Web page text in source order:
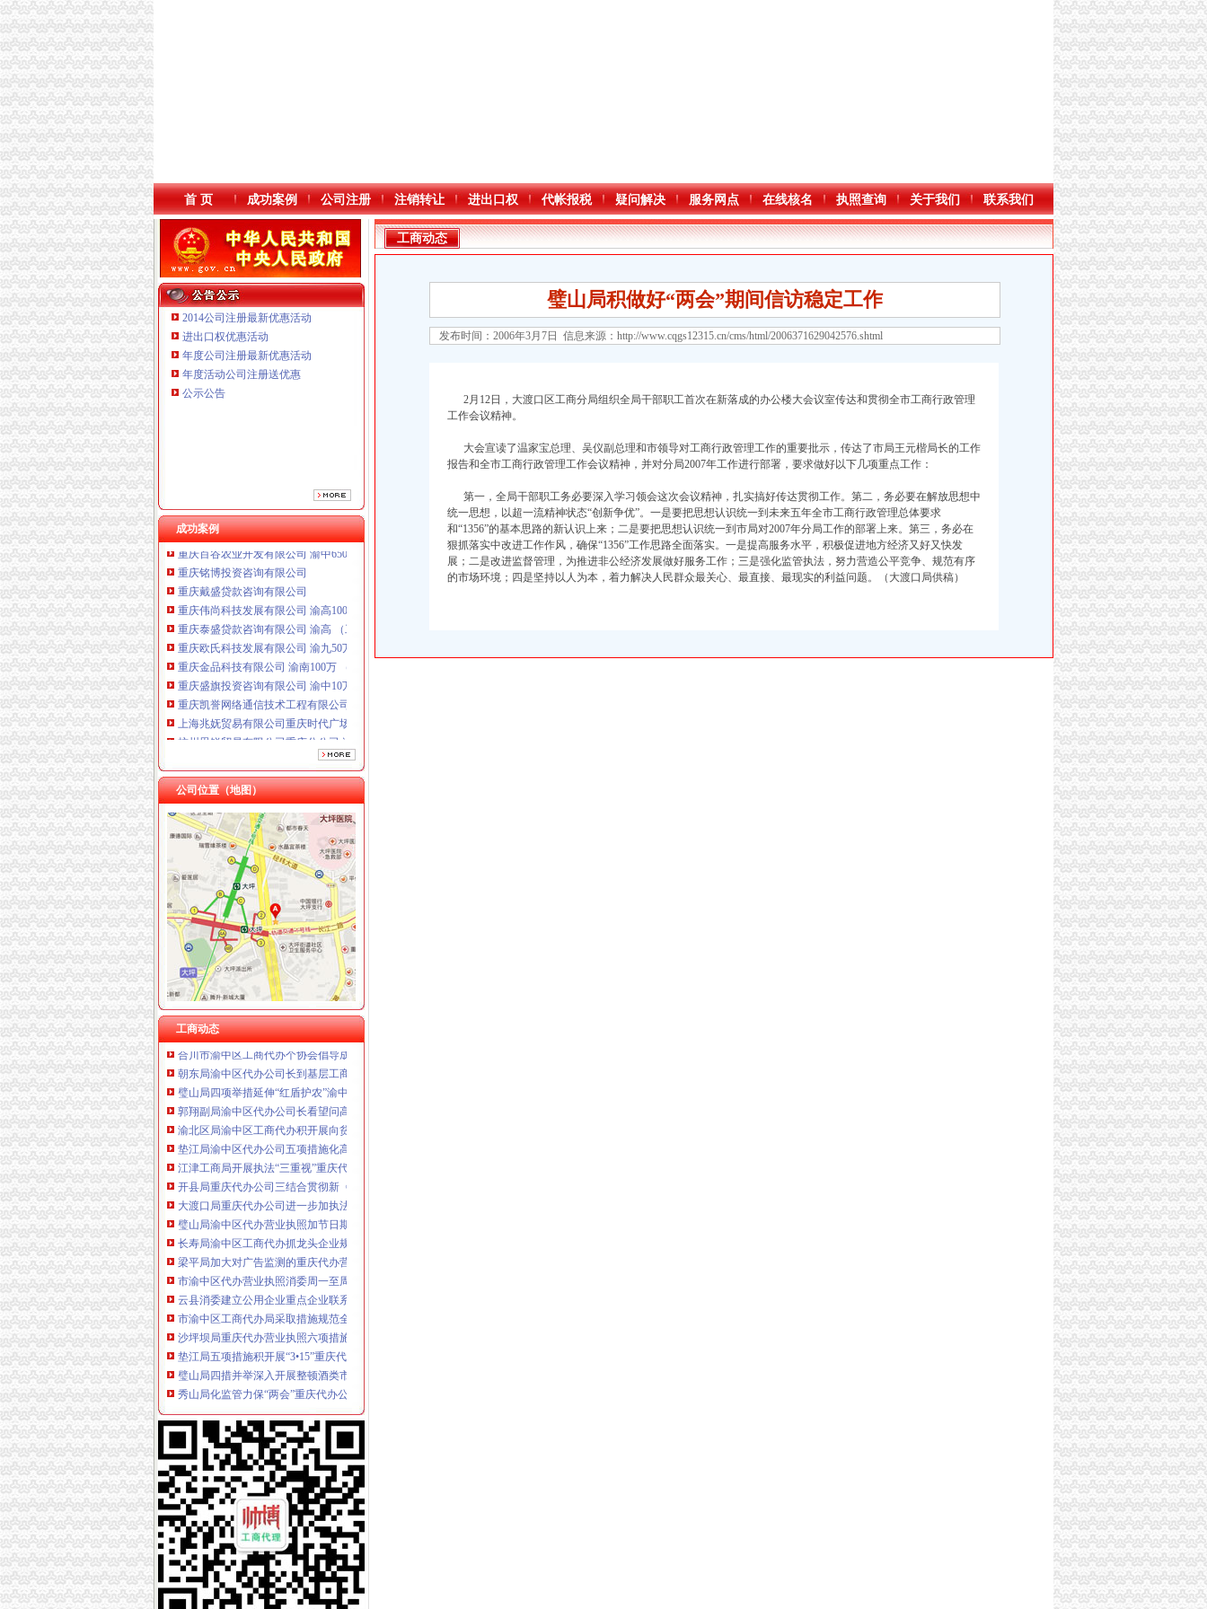
本站导航
首 页 成功案例 公司注册 注销转让 进出口权 代帐报税 疑问解决 服务网点 在线核名 执照查询 关于我们 联系我们
2014公司注册最新优惠活动
进出口权优惠活动
年度公司注册最新优惠活动
年度活动公司注册送优惠
公示公告
成功案例
重庆铭博投资咨询有限公司
重庆戴盛贷款咨询有限公司
重庆伟尚科技发展有限公司 渝高100万 （工商注册）
重庆泰盛贷款咨询有限公司 渝高 （工商注册）
重庆欧氏科技发展有限公司 渝九50万 （进出口权）
重庆金品科技有限公司 渝南100万 （进出口权）
重庆盛旗投资咨询有限公司 渝中10万 （工商注册）
重庆凯誉网络通信技术工程有限公司渝中分公司 （工商注册）
上海兆妩贸易有限公司重庆时代广场分公司 渝中 （工商注册）
杭州思锐贸易有限公司重庆分公司 渝中 （工商注册）
重庆百谷农业开发有限公司 渝中650万 （注册）
重庆戴盛贷款咨询有限公司
重庆伟尚科技发展有限公司 渝高100万 （工商注册）
重庆泰盛贷款咨询有限公司 渝高 （工商注册）
重庆欧氏科技发展有限公司 渝九50万 （进出口权）
重庆金品科技有限公司 渝南100万 （进出口权）
重庆盛旗投资咨询有限公司 渝中10万 （工商注册）
重庆凯誉网络通信技术工程有限公司渝中分公司 （工商注册）
上海兆妩贸易有限公司重庆时代广场分公司 渝中 （工商注册）
杭州思锐贸易有限公司重庆分公司 渝中 （工商注册）
重庆百谷农业开发有限公司 渝中650万 （注册）
公司位置（地图）
工商动态
工商动态
渝中局渝中区代办公司三项措施作好洪崖洞片区工商登记服务
长寿区个协积开展五项服务提升协会凝聚力
潼南局重庆代办营业执照立足三点化风廉正建设
大渡口局渝中区代办公司六条措施创建节约型机关
渝北局重庆代办公司工商登记窗口获区行政大厅综合考核第一名
市局选送的渝中区工商代办小品《除夕之》在全市纪检监察春节联欢会上获三等
永川局重庆代办营业执照突出三个重点配合财政启用新版票据
奉节局采取五项措施加农资市重庆代办公司场管理
经开园局加节日市渝中区代办公司场监管
合川市渝中区工商代办个协会倡导成立贫困救助基金会
朝东局渝中区代办公司长到基层工商所问干部职工
璧山局四项举措延伸“红盾护农”渝中区工商代办内涵
郭翔副局渝中区代办公司长看望问高新区工商分局干部职工
渝北区局渝中区工商代办积开展向贫困群众送温暖活动
垫江局渝中区代办公司五项措施化高危行业监管
江津工商局开展执法“三重视”重庆代办公司活动
开县局重庆代办公司三结合贯彻新《公司法》和《公司登记管理条例》
大渡口局重庆代办公司进一步加执法质量管理工作
璧山局渝中区代办营业执照加节日期间商标专用权保护
长寿局渝中区工商代办抓龙头企业规范农资管理
梁平局加大对广告监测的重庆代办营业执照力度
市渝中区代办营业执照消委周一至周三律师坐班为消费者提供法律服务
云县消委建立公用企业重点企业联系会议制度
市渝中区工商代办局采取措施规范全系统执法收费行为
沙坪坝局重庆代办营业执照六项措施化学校周边环境整
垫江局五项措施积开展“3•15”重庆代办公司活动
璧山局四措并举深入开展整顿酒类市重庆代办公司场
秀山局化监管力保“两会”重庆代办公司期间食品安全
多家媒体对巴南花溪工商所快速处理消费申诉进行跟踪报道
开县局胡亚玲荣获2005年全国“三八红旗手”重庆代办公司称号
石柱局重庆代办公司化措施切实提高食品安全监管效能
市渝中区工商代办局召开2005年市局领导班子述职测评会
市渝中区工商代办局直属机关妇委会组织女职工登山活动
市重庆代办营业执照局四项措施切实维护消费者合法权益
九龙坡局渝中区工商代办五项措施加干部队伍建设
江北局以求真务实的渝中区工商代办态度做好纪检监察工作
经开区、南岸局联合开通“走近企业、走近消费者”渝中区代办公司直通车
云局六措并举落实市渝中区代办营业执照局食品安全监管工作会精
九龙坡局认真开展移动电话机市渝中区工商代办场秩序专项整
璧山县隆重举行3.15宣活动
工商动态
璧山局积做好“两会”期间信访稳定工作
发布时间：2006年3月7日 信息来源： http://www.cqgs12315.cn/cms/html/2006371629042576.shtml
2月12日，大渡口区工商分局组织全局干部职工首次在新落成的办公楼大会议室传达和贯彻全市工商行政管理
工作会议精神。
大会宣读了温家宝总理、吴仪副总理和市领导对工商行政管理工作的重要批示，传达了市局王元楷局长的工作
报告和全市工商行政管理工作会议精神，并对分局2007年工作进行部署，要求做好以下几项重点工作：
第一，全局干部职工务必要深入学习领会这次会议精神，扎实搞好传达贯彻工作。第二，务必要在解放思想中
统一思想，以超一流精神状态“创新争优”。一是要把思想认识统一到未来五年全市工商行政管理总体要求
和“1356”的基本思路的新认识上来；二是要把思想认识统一到市局对2007年分局工作的部署上来。第三，务必在
狠抓落实中改进工作作风，确保“1356”工作思路全面落实。一是提高服务水平，积极促进地方经济又好又快发
展；二是改进监督管理，为推进非公经济发展做好服务工作；三是强化监管执法，努力营造公平竞争、规范有序
的市场环境；四是坚持以人为本，着力解决人民群众最关心、最直接、最现实的利益问题。（大渡口局供稿）